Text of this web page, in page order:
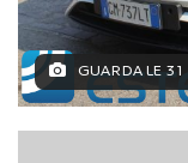
ASSISTENZA
GUARDA LE 31